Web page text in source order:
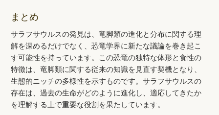
まとめ
サラフサウルスの発見は、竜脚類の進化と分布に関する理
解を深めるだけでなく、恐竜学界に新たな議論を巻き起こ
す可能性を持っています。この恐竜の独特な体形と食性の
特徴は、竜脚類に関する従来の知識を見直す契機となり、
生態的ニッチの多様性を示すものです。サラフサウルスの
存在は、過去の生命がどのように進化し、適応してきたか
を理解する上で重要な役割を果たしています。